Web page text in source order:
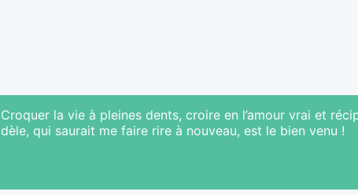
Croquer la vie à pleines dents, croire en l’amour vrai et
dèle, qui saurait me faire rire à nouveau, est le bien venu !